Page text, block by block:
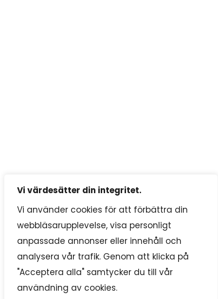
Vi värdesätter din integritet.
Vi använder cookies för att förbättra din
webbläsarupplevelse, visa personligt
anpassade annonser eller innehåll och
analysera vår trafik. Genom att klicka på
"Acceptera alla" samtycker du till vår
användning av cookies.